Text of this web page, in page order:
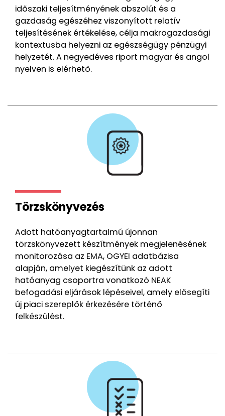
időszaki teljesítményének abszolút és a
gazdaság egészéhez viszonyított relatív
teljesítésének értékelése, célja makrogazdasági
kontextusba helyezni az egészségügy pénzügyi
helyzetét. A negyedéves riport magyar és angol
nyelven is elérhető.
Törzskönyvezés
Adott hatóanyagtartalmú újonnan
törzskönyvezett készítmények megjelenésének
monitorozása az EMA, OGYEI adatbázisa
alapján, amelyet kiegészítünk az adott
hatóanyag csoportra vonatkozó NEAK
befogadási eljárások lépéseivel, amely elősegíti
új piaci szereplők érkezésére történő
felkészülést.